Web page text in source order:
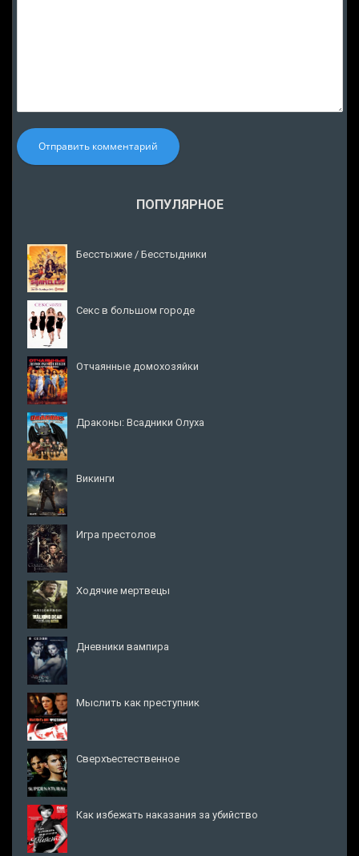
Отправить комментарий
ПОПУЛЯРНОЕ
Бесстыжие / Бесстыдники
Секс в большом городе
Отчаянные домохозяйки
Драконы: Всадники Олуха
Викинги
Игра престолов
Ходячие мертвецы
Дневники вампира
Мыслить как преступник
Сверхъестественное
Как избежать наказания за убийство